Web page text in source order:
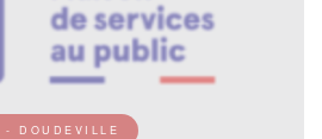
- DOUDEVILLE